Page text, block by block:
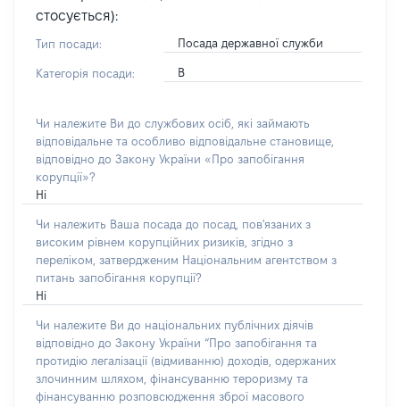
стосується):
Тип посади: Посада державної служби
Категорія посади: В
Чи належите Ви до службових осіб, які займають
відповідальне та особливо відповідальне становище,
відповідно до Закону України «Про запобігання
корупції»?
Ні
Чи належить Ваша посада до посад, пов'язаних з
високим рівнем корупційних ризиків, згідно з
переліком, затвердженим Національним агентством з
питань запобігання корупції?
Ні
Чи належите Ви до національних публічних діячів
відповідно до Закону України “Про запобігання та
протидію легалізації (відмиванню) доходів, одержаних
злочинним шляхом, фінансуванню тероризму та
фінансуванню розповсюдження зброї масового